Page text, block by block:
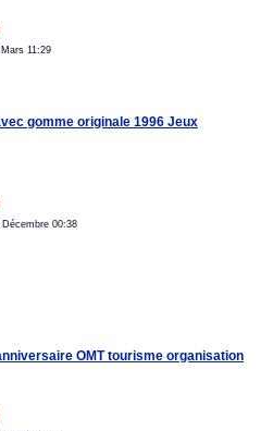
11:29
gomme originale 1996 Jeux
00:38
OMT tourisme organisation